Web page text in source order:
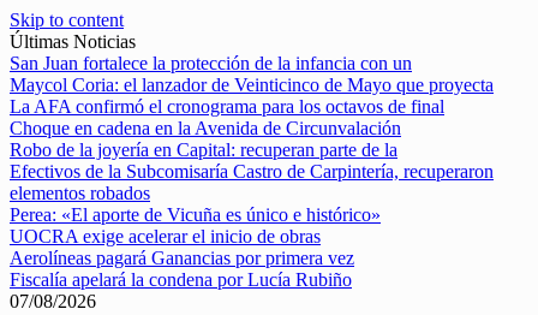
Skip to content
Últimas Noticias
San Juan fortalece la protección de la infancia con un
Maycol Coria: el lanzador de Veinticinco de Mayo que proyecta
La AFA confirmó el cronograma para los octavos de final
Choque en cadena en la Avenida de Circunvalación
Robo de la joyería en Capital: recuperan parte de la
Efectivos de la Subcomisaría Castro de Carpintería, recuperaron
elementos robados
Perea: «El aporte de Vicuña es único e histórico»
UOCRA exige acelerar el inicio de obras
Aerolíneas pagará Ganancias por primera vez
Fiscalía apelará la condena por Lucía Rubiño
07/08/2026